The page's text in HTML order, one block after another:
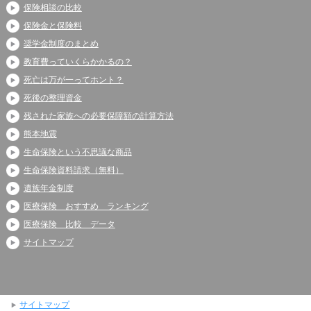
保険相談の比較
保険金と保険料
奨学金制度のまとめ
教育費っていくらかかるの？
死亡は万が一ってホント？
死後の整理資金
残された家族への必要保障額の計算方法
熊本地震
生命保険という不思議な商品
生命保険資料請求（無料）
遺族年金制度
医療保険 おすすめ ランキング
医療保険 比較 データ
サイトマップ
サイトマップ